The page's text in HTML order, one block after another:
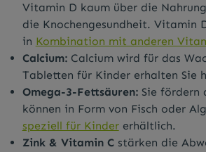
Vitamin D kaum über die
die Knochengesundheit. Vitamin
in Kombination mit anderen
Calcium:Calcium wird für das
Tabletten für Kinder erhalten Sie
Omega-3-Fettsäuren:Sie fördern
können in Form von Fisch oder
speziell für Kindererhältlich.
Zink & Vitamin Cstärken die